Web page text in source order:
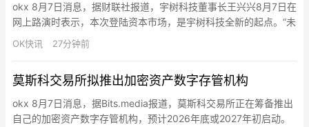
okx 8月7日消息，据财联社报道，宇树科技董事长王兴兴8月7日在
网上路演时表示，本次登陆资本市场，是宇树科技全新的起点。“未
来我们将恪守初心，踏实打磨关键技术，持续深耕通用具身智能机
器人核心技术研发与产业落地，让智能机器人更早、更好地为全社
采集与分析、强化学习、具身本体模型、核心零部件自研与高性
能…
OK快讯 27分钟前
莫斯科交易所拟推出加密资产数字存管机构
okx 8月7日消息，据Bits.media报道，莫斯科交易所正在筹备推出
自己的加密资产数字存管机构，预计2026年底或2027年初启动。